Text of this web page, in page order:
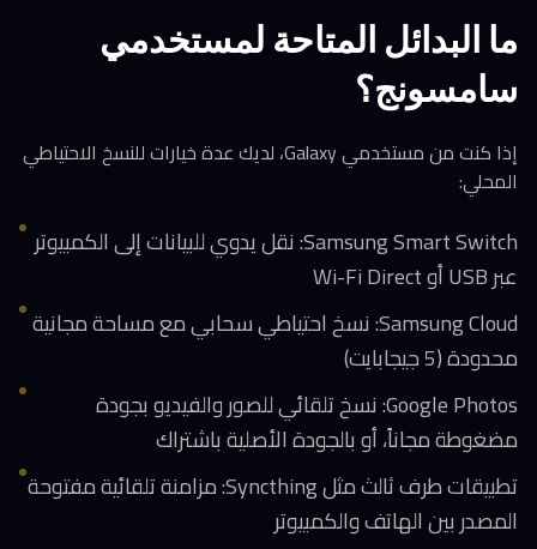
ما البدائل المتاحة لمستخدمي
سامسونج؟
إذا كنت من مستخدمي Galaxy، لديك عدة خيارات للنسخ الاحتياطي
المحلي:
Samsung Smart Switch: نقل يدوي للبيانات إلى الكمبيوتر
عبر USB أو Wi-Fi Direct
Samsung Cloud: نسخ احتياطي سحابي مع مساحة مجانية
محدودة (5 جيجابايت)
Google Photos: نسخ تلقائي للصور والفيديو بجودة
مضغوطة مجاناً، أو بالجودة الأصلية باشتراك
تطبيقات طرف ثالث مثل Syncthing: مزامنة تلقائية مفتوحة
المصدر بين الهاتف والكمبيوتر